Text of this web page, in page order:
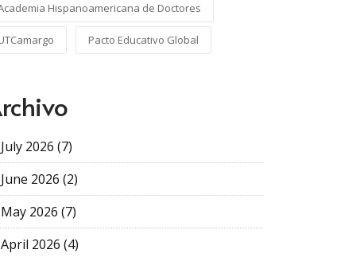
Hispanoamericana de Doctores
Pacto Educativo Global
July 2026 (7)
June 2026 (2)
May 2026 (7)
April 2026 (4)